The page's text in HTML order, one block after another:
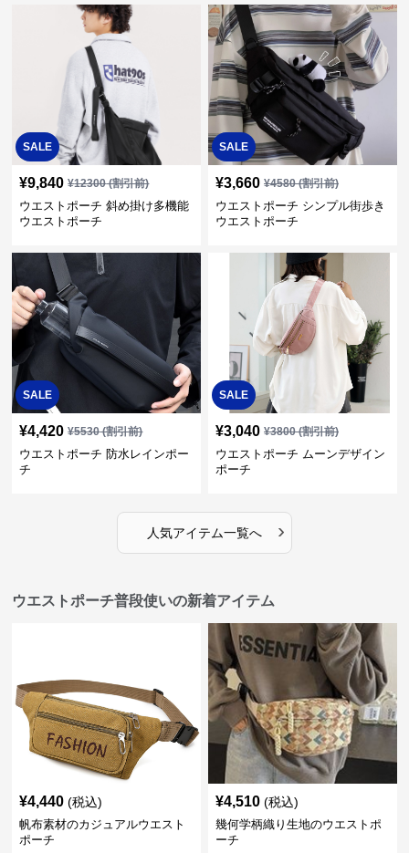
SALE
¥9,840 ¥12300(割引前)
ウエストポーチ 斜め掛け多機能
ウエストポーチ
SALE
¥3,660 ¥4580(割引前)
ウエストポーチ シンプル街歩き
ウエストポーチ
SALE
¥4,420 ¥5530(割引前)
ウエストポーチ 防水レインポー
チ
SALE
¥3,040 ¥3800(割引前)
ウエストポーチ ムーンデザイン
ポーチ
人気アイテム一覧へ ›
ウエストポーチ普段使いの新着アイテム
¥4,440 (税込)
帆布素材のカジュアルウエスト
ポーチ
¥4,510 (税込)
幾何学柄織り生地のウエストポ
ーチ